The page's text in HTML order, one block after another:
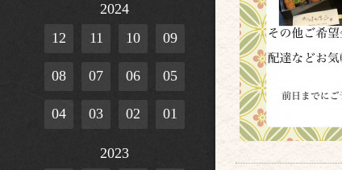
2024
12
11 10 09
08 07 06 05
04 03 02 01
2023